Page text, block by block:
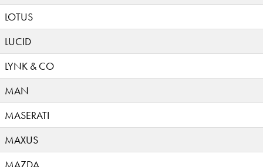
LOTUS
LUCID
LYNK & CO
MAN
MASERATI
MAXUS